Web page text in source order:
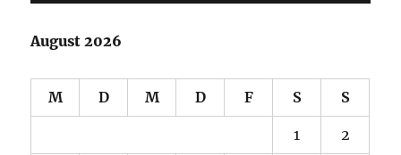
August 2026
M D M D F S S
1 2